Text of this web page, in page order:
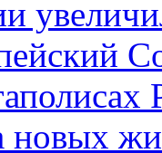
новых